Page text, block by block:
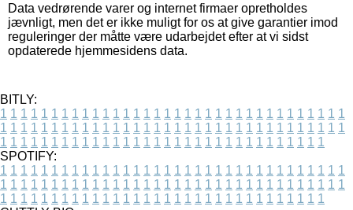
Data vedrørende varer og internet firmaer opretholdes
jævnligt, men det er ikke muligt for os at give garantier imod
reguleringer der måtte være udarbejdet efter at vi sidst
opdaterede hjemmesidens data.
BITLY:
1 1 1 1 1 1 1 1 1 1 1 1 1 1 1 1 1 1 1 1 1 1 1 1 1 1 1 1 1 1 1 1 1 1
1 1 1 1 1 1 1 1 1 1 1 1 1 1 1 1 1 1 1 1 1 1 1 1 1 1 1 1 1 1 1 1 1 1
1 1 1 1 1 1 1 1 1 1 1 1 1 1 1 1 1 1 1 1 1 1 1 1 1 1 1 1 1 1 1 1
SPOTIFY:
1 1 1 1 1 1 1 1 1 1 1 1 1 1 1 1 1 1 1 1 1 1 1 1 1 1 1 1 1 1 1 1 1 1
1 1 1 1 1 1 1 1 1 1 1 1 1 1 1 1 1 1 1 1 1 1 1 1 1 1 1 1 1 1 1 1 1 1
1 1 1 1 1 1 1 1 1 1 1 1 1 1 1 1 1 1 1 1 1 1 1 1 1 1 1 1 1 1 1 1